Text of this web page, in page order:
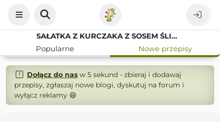
SAŁATKA Z KURCZAKA Z SOSEM ŚLIWKOWYM
Popularne
Nowe przepisy
Dołącz do nasw 5 sekund - zbieraj i dodawaj
przepisy, zgłaszaj nowe blogi, dyskutuj na forum i
wyłącz reklamy 😄